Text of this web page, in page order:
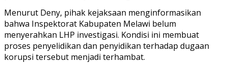
Menurut Deny, pihak kejaksaan menginformasikan
bahwa Inspektorat Kabupaten Melawi belum
menyerahkan LHP investigasi. Kondisi ini membuat
proses penyelidikan dan penyidikan terhadap dugaan
korupsi tersebut menjadi terhambat.